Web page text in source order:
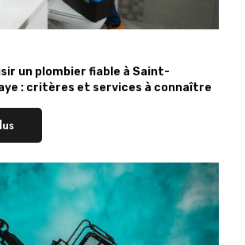
un plombier fiable à Saint-
: critères et services à connaître